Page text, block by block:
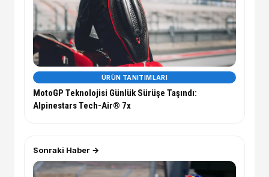
ÜRÜN TANITIMLARI
MotoGP Teknolojisi Günlük Sürüşe Taşındı:
Alpinestars Tech-Air® 7x
Sonraki Haber →